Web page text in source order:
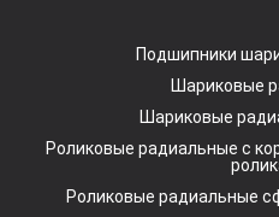
Подшипники
Шариковые
Шариковые
Роликовые радиальные с
Роликовые радиальные